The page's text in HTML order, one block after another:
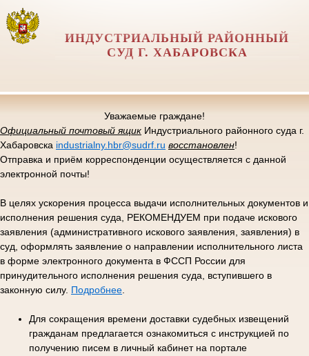
ИНДУСТРИАЛЬНЫЙ РАЙОННЫЙ
СУД Г. ХАБАРОВСКА
Уважаемые граждане!
Официальный почтовый ящик Индустриального районного суда г.
Хабаровска industrialny.hbr@sudrf.ru восстановлен!
Отправка и приём корреспонденции осуществляется с данной
электронной почты!
В целях ускорения процесса выдачи исполнительных документов и
исполнения решения суда, РЕКОМЕНДУЕМ при подаче искового
заявления (административного искового заявления, заявления) в
суд, оформлять заявление о направлении исполнительного листа
в форме электронного документа в ФССП России для
принудительного исполнения решения суда, вступившего в
законную силу. Подробнее
Для сокращения времени доставки судебных извещений
гражданам предлагается ознакомиться с инструкцией по
получению писем в личный кабинет на портале